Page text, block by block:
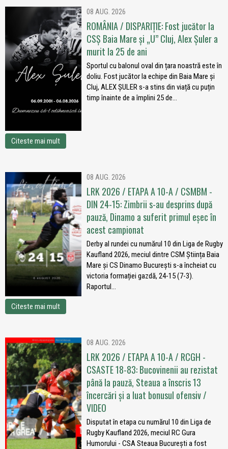
08 AUG. 2026
ROMÂNIA / DISPARIȚIE: Fost jucător la
CSȘ Baia Mare și „U” Cluj, Alex Șuler a
murit la 25 de ani
Sportul cu balonul oval din țara noastră este în
doliu. Fost jucător la echipe din Baia Mare și
Cluj, ALEX ȘULER s-a stins din viață cu puțin
timp înainte de a împlini 25 de...
Citeste mai mult
08 AUG. 2026
LRK 2026 / ETAPA A 10-A / CSMBM -
DIN 24-15: Zimbrii s-au desprins după
pauză, Dinamo a suferit primul eșec în
acest campionat
Derby al rundei cu numărul 10 din Liga de Rugby
Kaufland 2026, meciul dintre CSM Știința Baia
Mare și CS Dinamo București s-a încheiat cu
victoria formației gazdă, 24-15 (7-3).
Raportul...
Citeste mai mult
08 AUG. 2026
LRK 2026 / ETAPA A 10-A / RCGH -
CSASTE 18-83: Bucovinenii au rezistat
până la pauză, Steaua a înscris 13
încercări și a luat bonusul ofensiv /
VIDEO
Disputat în etapa cu numărul 10 din Liga de
Rugby Kaufland 2026, meciul RC Gura
Humorului - CSA Steaua București a fost